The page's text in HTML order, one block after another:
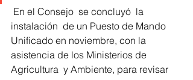
instalación  de un Puesto de Mando
Unificado en noviembre, con la
asistencia de los Ministerios de
Agricultura  y Ambiente, para revisar